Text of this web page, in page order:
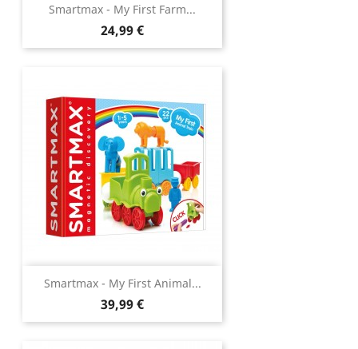
Smartmax - My First Farm...
Prix
24,99 €
Smartmax - My First Animal...
Prix
39,99 €